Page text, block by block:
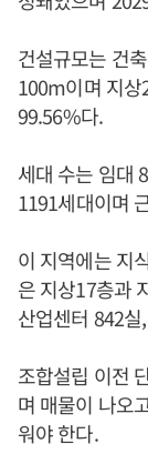
건설규모는 건
100m이며 지상
99.56%다.
세대 수는 임대
1191세대이며
이 지역에는 지
은 지상17층과
산업센터 842
조합설립 이전
며 매물이 나오
워야 한다.